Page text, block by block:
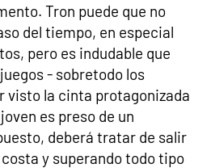
Tron puede que no
del tiempo, en especial
pero es indudable que
- sobretodo los
visto la cinta protagonizada
es preso de un
deberá tratar de salir
y superando todo tipo